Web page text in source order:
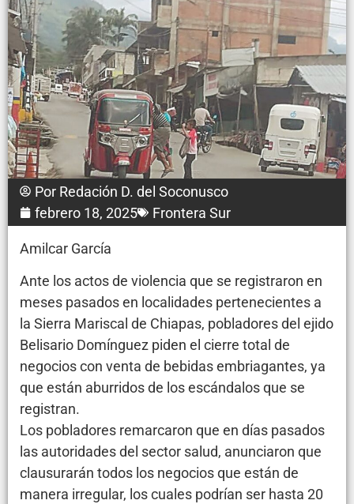
Por Redación D. del Soconusco
febrero 18, 2025
Frontera Sur
Amilcar García
Ante los actos de violencia que se registraron en
meses pasados en localidades pertenecientes a
la Sierra Mariscal de Chiapas, pobladores del ejido
Belisario Domínguez piden el cierre total de
negocios con venta de bebidas embriagantes, ya
que están aburridos de los escándalos que se
registran.
Los pobladores remarcaron que en días pasados
las autoridades del sector salud, anunciaron que
clausurarán todos los negocios que están de
manera irregular, los cuales podrían ser hasta 20